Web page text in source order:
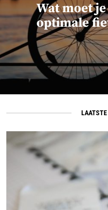
Wat moet
optimale